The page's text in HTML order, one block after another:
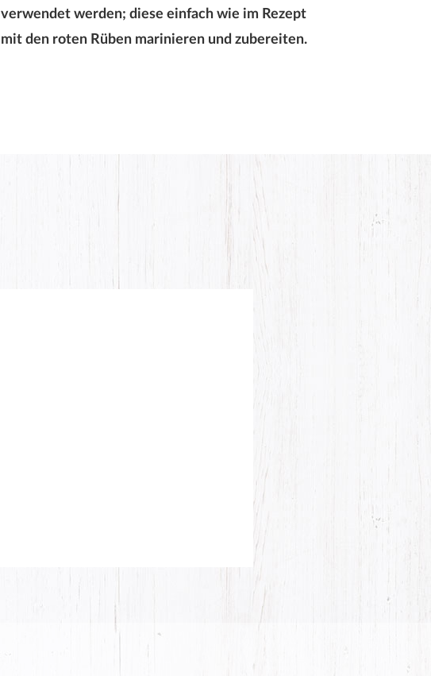
verwendet werden; diese einfach wie im Rezept
mit den roten Rüben marinieren und zubereiten.